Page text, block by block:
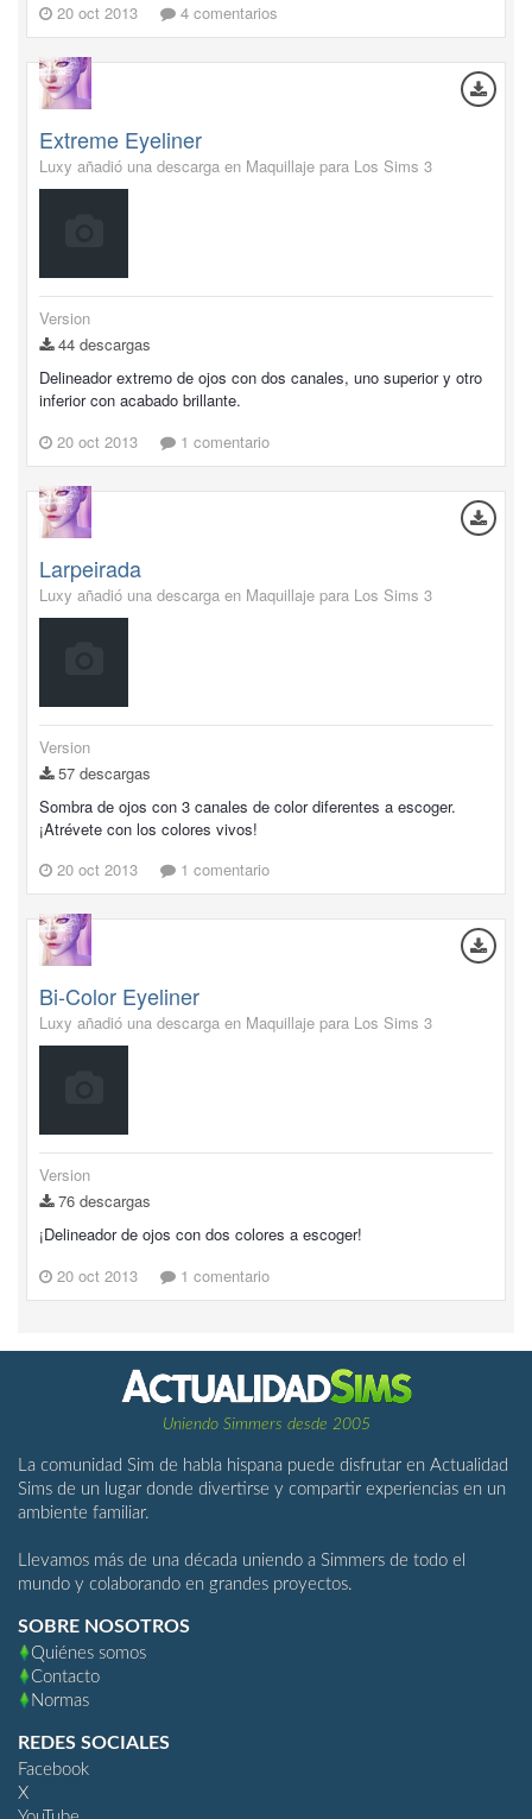
20 oct 2013
4 comentarios
Extreme Eyeliner
Luxy añadió una descarga en Maquillaje para Los Sims 3
Version
44 descargas
Delineador extremo de ojos con dos canales, uno superior y otro
inferior con acabado brillante.
20 oct 2013
1 comentario
Larpeirada
Luxy añadió una descarga en Maquillaje para Los Sims 3
Version
57 descargas
Sombra de ojos con 3 canales de color diferentes a escoger.
¡Atrévete con los colores vivos!
20 oct 2013
1 comentario
Bi-Color Eyeliner
Luxy añadió una descarga en Maquillaje para Los Sims 3
Version
76 descargas
¡Delineador de ojos con dos colores a escoger!
20 oct 2013
1 comentario
Uniendo Simmers desde 2005
La comunidad Sim de habla hispana puede disfrutar en Actualidad
Sims de un lugar donde divertirse y compartir experiencias en un
ambiente familiar.
Llevamos más de una década uniendo a Simmers de todo el
mundo y colaborando en grandes proyectos.
SOBRE NOSOTROS
Quiénes somos
Contacto
Normas
REDES SOCIALES
Facebook
X